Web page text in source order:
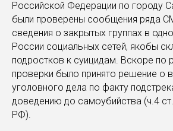
Российской Федерации по городу
были проверены сообщения ряда
сведения о закрытых группах в
России социальных сетей, якобы
подростков к суицидам. Вскоре по
проверки было принято решение о
уголовного дела по факту
доведению до самоубийства (ч.4
РФ).